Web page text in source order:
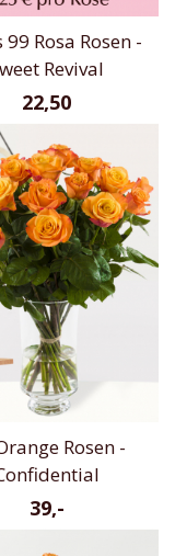
Rosa Rosen -
Revival
22,50
Rosen -
39,-